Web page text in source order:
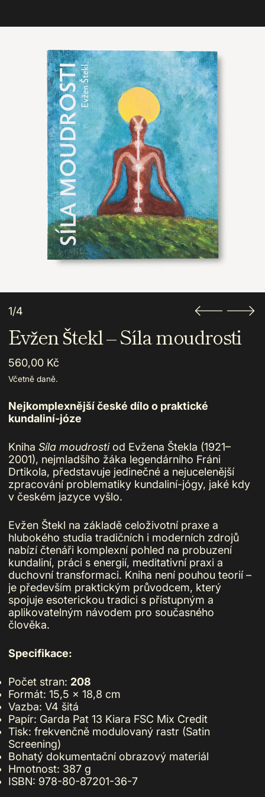
1/4
Evžen Štekl – Síla moudrosti
Běžná cena
560,00 Kč
Včetně daně.
Nejkomplexnější české dílo o praktické
kundaliní-józe
Kniha Síla moudrostiod Evžena Štekla (1921–
2001), nejmladšího žáka legendárního Fráni
Drtikola, představuje jedinečné a nejucelenější
zpracování problematiky kundaliní-jógy, jaké kdy
v českém jazyce vyšlo.
Evžen Štekl na základě celoživotní praxe a
hlubokého studia tradičních i moderních zdrojů
nabízí čtenáři komplexní pohled na probuzení
kundaliní, práci s energií, meditativní praxi a
duchovní transformaci. Kniha není pouhou teorií –
je především praktickým průvodcem, který
spojuje esoterickou tradici s přístupným a
aplikovatelným návodem pro současného
člověka.
Specifikace:
Počet stran: 208
Formát: 15,5 × 18,8 cm
Vazba: V4 šitá
Papír: Garda Pat 13 Kiara FSC Mix Credit
Tisk: frekvenčně modulovaný rastr (Satin
Screening)
Bohatý dokumentační obrazový materiál
Hmotnost: 387 g
ISBN: 978-80-87201-36-7